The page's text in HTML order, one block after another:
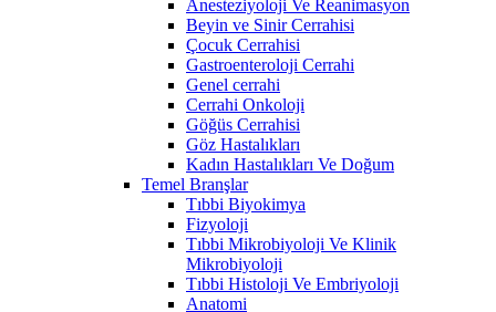
Anesteziyoloji Ve Reanimasyon
Beyin ve Sinir Cerrahisi
Çocuk Cerrahisi
Gastroenteroloji Cerrahi
Genel cerrahi
Cerrahi Onkoloji
Göğüs Cerrahisi
Göz Hastalıkları
Kadın Hastalıkları Ve Doğum
Temel Branşlar
Tıbbi Biyokimya
Fizyoloji
Tıbbi Mikrobiyoloji Ve Klinik
Mikrobiyoloji
Tıbbi Histoloji Ve Embriyoloji
Anatomi